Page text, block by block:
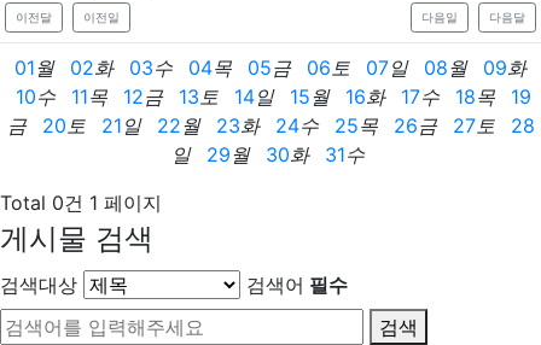
이전달 이전일 다음일 다음달
01월 02화 03수 04목 05금 06토 07일 08월 09화
10수 11목 12금 13토 14일 15월 16화 17수 18목
19
금
20토 21 일 22월 23화 24수 25목 26금 27토
28
일
29월 30화 31수
Total 0건 1 페이지
게시물 검색
검색대상 검색어 필수
검색